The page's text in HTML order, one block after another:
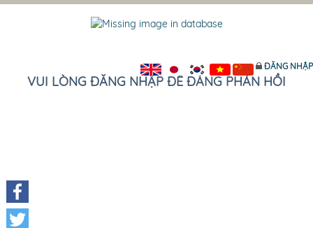
ĐĂNG NHẬP
VUI LÒNG ĐĂNG NHẬP ĐỂ ĐĂNG PHẢN HỒI
Facebook